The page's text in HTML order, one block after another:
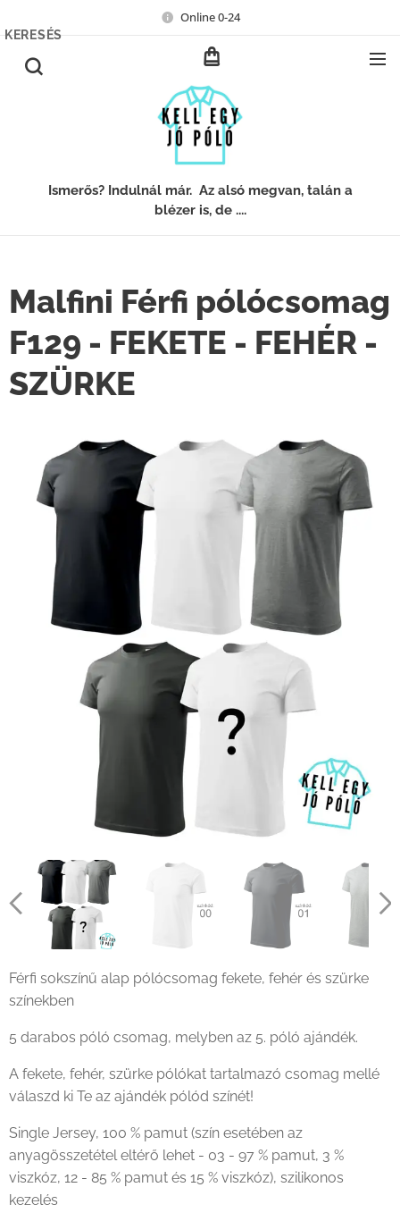
Online 0-24
Ismerős? Indulnál már. Az alsó megvan, talán a
blézer is, de ....
KERESÉS
Malfini Férfi pólócsomag
F129 - FEKETE - FEHÉR -
SZÜRKE
Férfi sokszínű alap pólócsomag fekete, fehér és szürke
színekben
5 darabos póló csomag, melyben az 5. póló ajándék.
A fekete, fehér, szürke pólókat tartalmazó csomag mellé
válaszd ki Te az ajándék pólód színét!
Single Jersey, 100 % pamut (szín esetében az
anyagösszetétel eltérő lehet - 03 - 97 % pamut, 3 %
viszkóz, 12 - 85 % pamut és 15 % viszkóz), szilikonos
kezelés